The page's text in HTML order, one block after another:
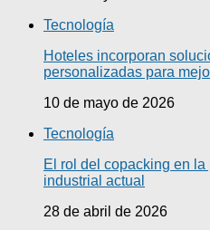
Tecnología
Hoteles incorporan
personalizadas para
10 de mayo de 2026
Tecnología
El rol del copacking en
industrial actual
28 de abril de 2026